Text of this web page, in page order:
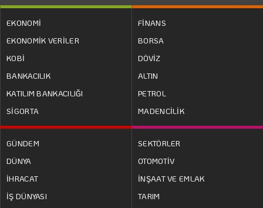
EKONOMİ
EKONOMİK VERİLER
KOBİ
BANKACILIK
KATILIM BANKACILIĞI
SİGORTA
FİNANS
BORSA
DÖVİZ
ALTIN
PETROL
MADENCİLİK
GÜNDEM
DÜNYA
İHRACAT
İŞ DÜNYASI
SEKTÖRLER
OTOMOTİV
İNŞAAT VE EMLAK
TARIM